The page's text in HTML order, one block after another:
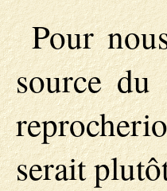
Pour
source du
serait